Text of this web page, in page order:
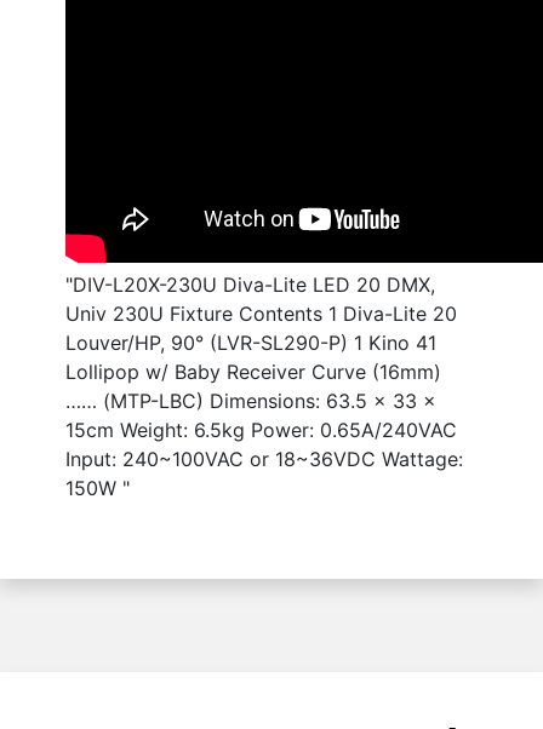
"DIV-L20X-230U Diva-Lite LED 20 DMX,
Univ 230U Fixture Contents 1 Diva-Lite 20
Louver/HP, 90° (LVR-SL290-P) 1 Kino 41
Lollipop w/ Baby Receiver Curve (16mm)
…… (MTP-LBC) Dimensions: 63.5 x 33 x
15cm Weight: 6.5kg Power: 0.65A/240VAC
Input: 240~100VAC or 18~36VDC Wattage:
150W "